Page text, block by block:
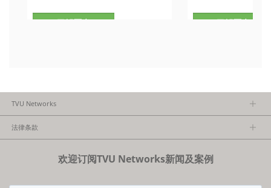
了解更多 了解更多
TVU Networks
法律条款
欢迎订阅TVU Networks新闻及案例